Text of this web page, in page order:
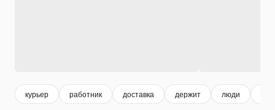
курьер работник доставка держит люди